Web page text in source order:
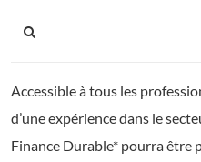
Accessible à tous les
d’une expérience dans le
Finance Durable* pourra être